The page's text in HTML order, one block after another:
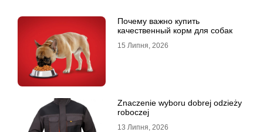
Почему важно купить
качественный корм для собак
15 Липня, 2026
Znaczenie wyboru dobrej odzieży
roboczej
13 Липня, 2026